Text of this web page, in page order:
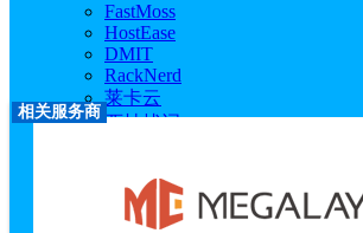
FastMoss
HostEase
DMIT
RackNerd
莱卡云
西柚找词
技术教程
主机教程
相关服务商